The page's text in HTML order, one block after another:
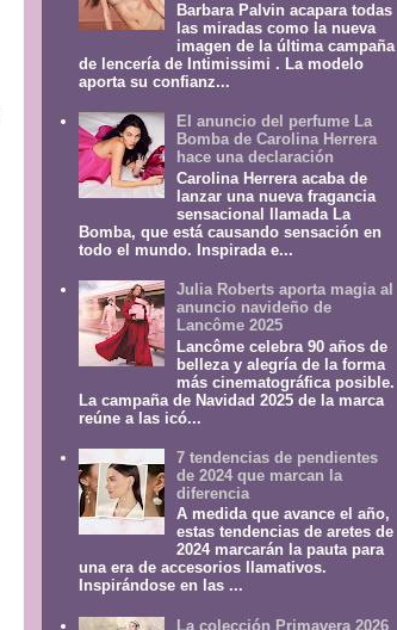
Barbara Palvin acapara todas
las miradas como la nueva
imagen de la última campaña
de lencería de Intimissimi . La modelo
aporta su confianz...
El anuncio del perfume La
Bomba de Carolina Herrera
hace una declaración
Carolina Herrera acaba de
lanzar una nueva fragancia
sensacional llamada La
Bomba, que está causando sensación en
todo el mundo. Inspirada e...
Julia Roberts aporta magia al
anuncio navideño de
Lancôme 2025
Lancôme celebra 90 años de
belleza y alegría de la forma
más cinematográfica posible.
La campaña de Navidad 2025 de la marca
reúne a las icó...
7 tendencias de pendientes
de 2024 que marcan la
diferencia
A medida que avance el año,
estas tendencias de aretes de
2024 marcarán la pauta para
una era de accesorios llamativos.
Inspirándose en las ...
La colección Primavera 2026